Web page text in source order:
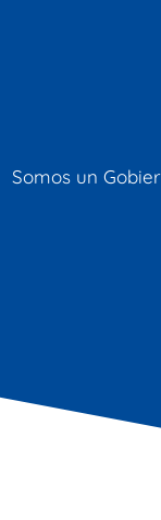
Somos un